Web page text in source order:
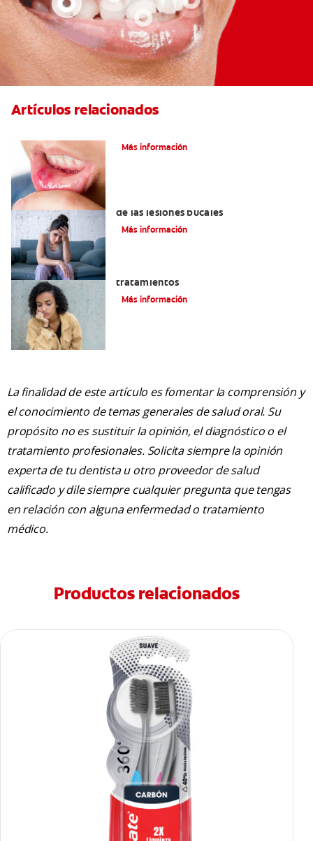
Artículos relacionados
Más información
de las lesiones bucales
Más información
tratamientos
Más información
La finalidad de este artículo es fomentar la comprensión y
el conocimiento de temas generales de salud oral. Su
propósito no es sustituir la opinión, el diagnóstico o el
tratamiento profesionales. Solicita siempre la opinión
experta de tu dentista u otro proveedor de salud
calificado y dile siempre cualquier pregunta que tengas
en relación con alguna enfermedad o tratamiento
médico.
Productos relacionados